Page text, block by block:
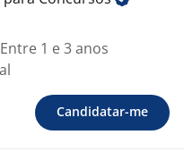
Entre 1 e 3 anos
Candidatar-me